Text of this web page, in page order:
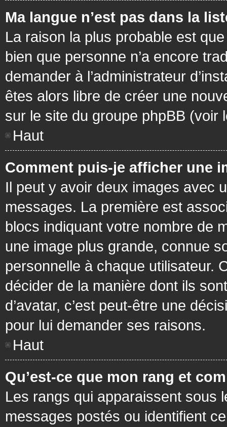
Ma langue n’est pas dans la
La raison la plus probable est
bien que personne n’a encore
demander à l’administrateur
êtes alors libre de créer une
sur le site du groupe phpBB (voir
Haut
Comment puis-je afficher une
Il peut y avoir deux images avec
messages. La première est
blocs indiquant votre nombre de
une image plus grande, connue
personnelle à chaque utilisateur.
décider de la manière dont ils
d’avatar, c’est peut-être une
pour lui demander ses raisons.
Haut
Qu’est-ce que mon rang et
Les rangs qui apparaissent sous
messages postés ou identifient